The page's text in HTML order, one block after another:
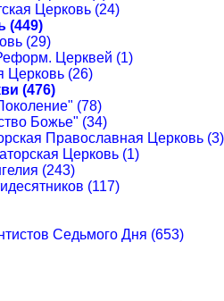
Церковь (24)
(449)
(29)
Церквей (1)
Церковь (26)
(476)
(78)
Божье" (34)
Православная Церковь (3)
Церковь (1)
(243)
(117)
Седьмого Дня (653)